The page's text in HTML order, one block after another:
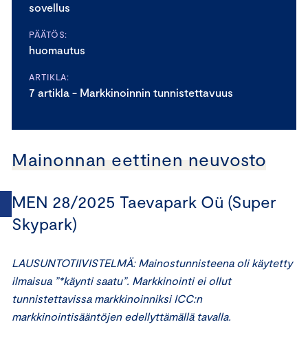
sovellus
PÄÄTÖS:
huomautus
ARTIKLA:
7 artikla - Markkinoinnin tunnistettavuus
Mainonnan eettinen neuvosto
MEN 28/2025 Taevapark Oü (Super
Skypark)
LAUSUNTOTIIVISTELMÄ: Mainostunnisteena oli käytetty
ilmaisua ”*käynti saatu”. Markkinointi ei ollut
tunnistettavissa markkinoinniksi ICC:n
markkinointisääntöjen edellyttämällä tavalla.